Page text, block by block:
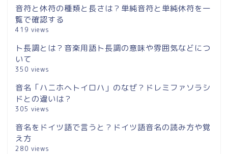
音符と休符の種類と長さは？単純音符と単純休符を一
覧で確認する
419 views
ト長調とは？音楽用語ト長調の意味や雰囲気などにつ
いて
350 views
音名「ハニホヘトイロハ」のなぜ？ドレミファソラシ
ドとの違いは？
305 views
音名をドイツ語で言うと？ドイツ語音名の読み方や覚
え方
280 views